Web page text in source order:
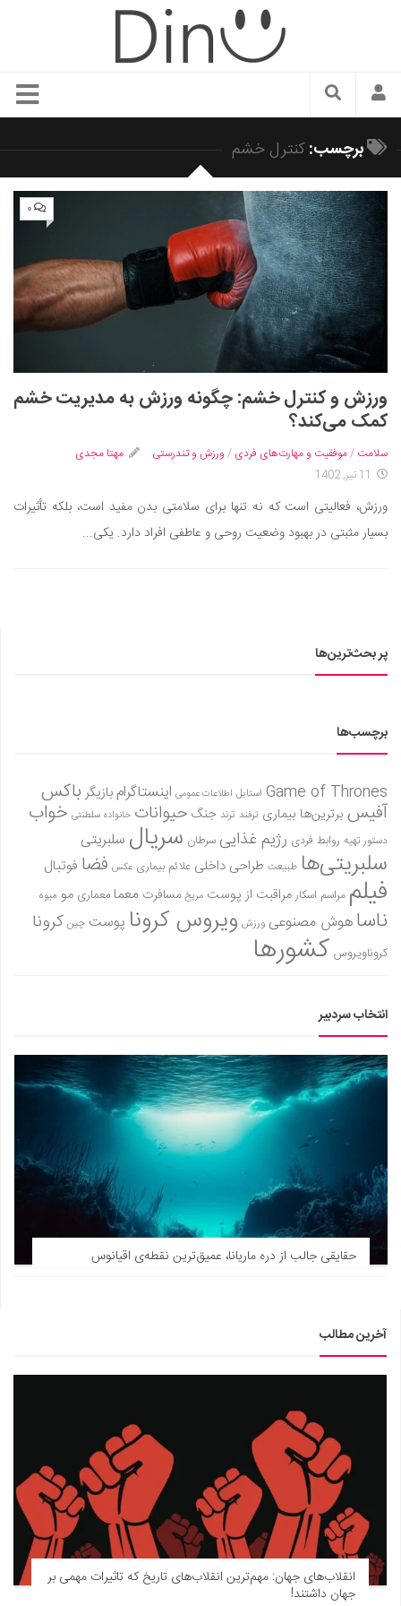
سبک زندگی
زیبایی و آرایش
شیک پوشی
دکوراسیون و چیدمان
غذا
رستوران گردی
آشپزی
سفر و گردشگری
ایران گردی
رابطه، عشق و ازدواج
موفقیت و مهارت‌های فردی
سلامت
کودک و مادر
ورزش و تندرستی
مراکز پزشکی و دارویی
سینما و تئاتر
تلویزیون
موسیقی
چهره‌ها
عکاسی و هنرهای تجسمی
کتاب و کتاب‌خوانی
معماری
علمی
فناوری‌ها
نجوم و هوا فضا
زمین و محیط زیست
سرگرمی
دانستنی‌ها
بازی
مسابقه
اخبار
برچسب:کنترل خشم
۰
ورزش و کنترل خشم: چگونه ورزش به مدیریت خشم
کمک می‌کند؟
سلامت /موفقیت و مهارت‌های فردی / ورزش و تندرستی
مهتا مجدی
11 تیر, 1402
ورزش، فعالیتی است که نه تنها برای سلامتی بدن مفید است، بلکه تأثیرات
بسیار مثبتی در بهبود وضعیت روحی و عاطفی افراد دارد. یکی...
پر بحث‌ترین‌ها
برچسب‌ها
Game of Thrones استایل اطلاعات عمومی اینستاگرام بازیگر باکس
آفیس برترین‌ها بیماری ترفند ترند جنگ حیوانات خانواده سلطنتی خواب
دستور تهیه روابط فردی رژیم غذاییسرطان سریال سلبریتی
سلبریتی‌ها طبیعت طراحی داخلی علائم بیماری عکس فضا فوتبال
فیلم مراسم اسکارمراقبت از پوست مریخ مسافرت معمامعماری مو میوه
ناساهوش مصنوعی ورزش ویروس کرونا پوست چین کرونا
کروناویروس کشورها
انتخاب سردبیر
حقایقی جالب از دره ماریانا، عمیق‌ترین نقطه‌ی اقیانوس
آخرین مطالب
انقلاب‌های جهان: مهم‌ترین انقلاب‌های تاریخ که تاثیرات مهمی بر
جهان داشتند!